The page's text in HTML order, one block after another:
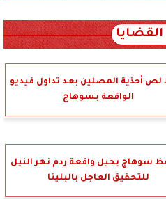
أحذية المصلين بعد تداول فيديو
الواقعة بسوهاج
سوهاج يحيل واقعة ردم نهر النيل
للتحقيق العاجل بالبلينا